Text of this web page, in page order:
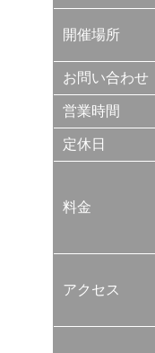
開催場所
お問い合わせ
営業時間
定休日
料金
アクセス